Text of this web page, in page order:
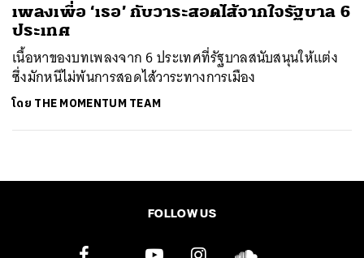
เพลงเพื่อ ‘เธอ’ กับวาระสอดไส้จากใจรัฐบาล 6
ประเทศ
เนื้อหาของบทเพลงจาก 6 ประเทศที่รัฐบาลสนับสนุนให้แต่ง
ซึ่งมักหนีไม่พ้นการสอดไส้วาระทางการเมือง
โดย THE MOMENTUM TEAM
FOLLOW US